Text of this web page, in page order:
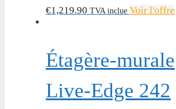
€1,219.90 TVA inclue Voir l'offre
Étagère-murale
Live-Edge 242